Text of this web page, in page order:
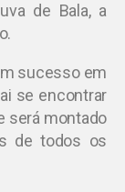
de Bala, a
sucesso em
se encontrar
será montado
de todos os